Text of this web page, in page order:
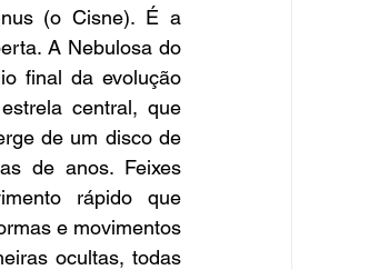
(o Cisne). É a
A Nebulosa do
final da evolução
central, que
de um disco de
de anos. Feixes
rápido que
e movimentos
ocultas, todas